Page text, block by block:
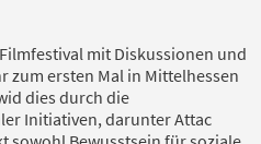
mit Diskussionen und
zum ersten Mal in Mittelhessen
dies durch die
Initiativen, darunter Attac